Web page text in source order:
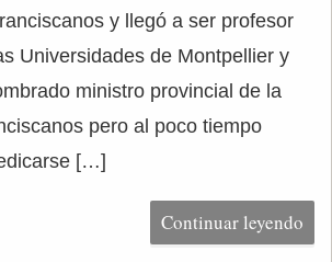
y llegó a ser profesor
Universidades de Montpellier y
ministro provincial de la
pero al poco tiempo
[…]
Continuar leyendo